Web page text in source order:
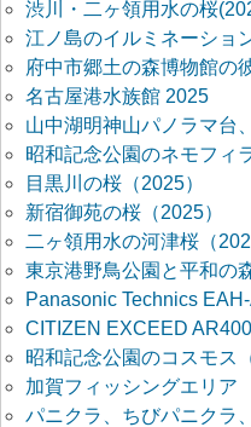
渋川・二ヶ領用水の桜
江ノ島のイルミネーショ
府中市郷土の森博物館の
名古屋港水族館 2025
山中湖明神山パノラマ台
昭和記念公園のネモフィ
目黒川の桜（2025）
新宿御苑の桜（2025）
二ヶ領用水の河津桜（
東京港野鳥公園と平和の
Panasonic Technics
CITIZEN EXCEED
昭和記念公園のコスモス
加賀フィッシングエリア
パニクラ、ちびパニクラ